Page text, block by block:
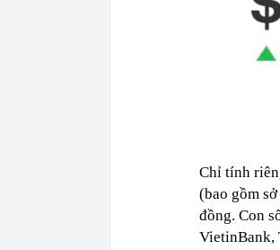
Chỉ tính
(bao gồm
đồng. Con
VietinBank,